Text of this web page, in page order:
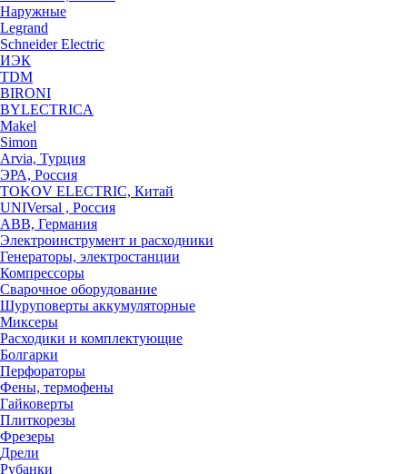
Наружные
Legrand
Schneider Electric
ИЭК
TDM
BIRONI
BYLECTRICA
Makel
Simon
Arvia, Турция
ЭРА, Россия
TOKOV ELECTRIC, Китай
UNIVersal , Россия
ABB, Германия
Электроинструмент и расходники
Генераторы, электростанции
Компрессоры
Сварочное оборудование
Шуруповерты аккумуляторные
Миксеры
Расходики и комплектующие
Болгарки
Перфораторы
Фены, термофены
Гайковерты
Плиткорезы
Фрезеры
Дрели
Рубанки